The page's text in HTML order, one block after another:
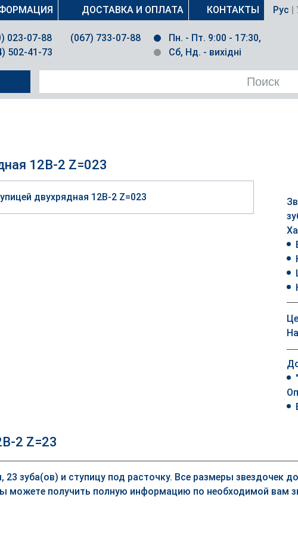
ДОСТАВКА И ОПЛАТА КОНТАКТЫ Рус |
023-07-88
(067) 733-07-88
502-41-73
Пн. - Пт. 9:00 - 17:30,
Сб, Нд. - вихідні
12B-2 Z=023
2 Z=23
зуба(ов) и ступицу под расточку. Все размеры звездочек
можете получить полную информацию по необходимой вам